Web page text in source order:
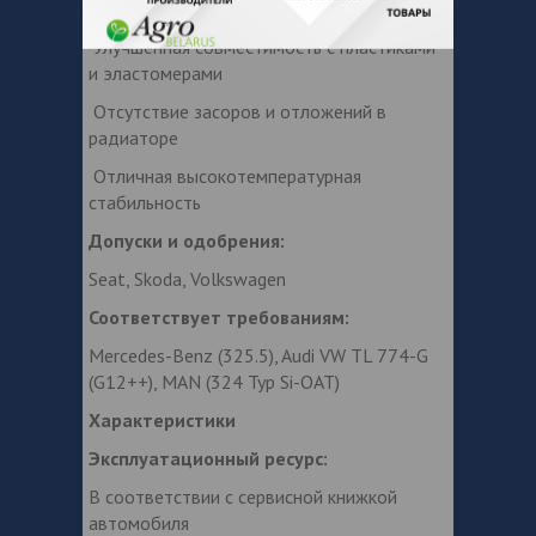
свойств
Улучшенная совместимость с пластиками
и эластомерами
Отсутствие засоров и отложений в
радиаторе
Отличная высокотемпературная
стабильность
Допуски и одобрения:
Seat, Skoda, Volkswagen
Соответствует требованиям:
Mercedes-Benz (325.5), Audi VW TL 774-G
(G12++), MAN (324 Typ Si-OAT)
Характеристики
Эксплуатационный ресурс:
В соответствии с сервисной книжкой
автомобиля